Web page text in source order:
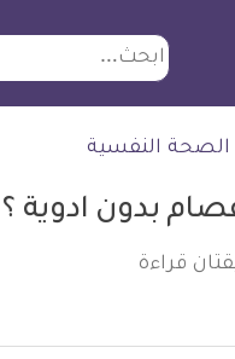
ابحث
الصحة النفسية
بدون ادوية ؟
قراءة